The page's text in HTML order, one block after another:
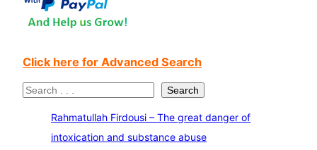
Click here for Advanced Search
S
Search
Rahmatullah Firdousi – The great danger of
intoxication and substance abuse